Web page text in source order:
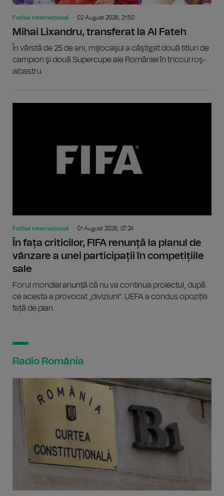
Fotbal internațional 02 August 2026, 21:50
Mihai Lixandru, transferat la Al Fateh
În vârstă de 25 de ani, mijlocaşul a câştigat două titluri de
campion şi două Supercupe ale României în tricoul roş-
albastru.
Fotbal internațional 01 August 2026, 07:24
În fața criticilor, FIFA renunță la planul de
vânzare a unei participații în competițiile
sale
Forul mondial anunță că nu va continua proiectul, după
ce acesta a provocat „diviziuni”. UEFA a condus opoziția
față de plan.
Radio România